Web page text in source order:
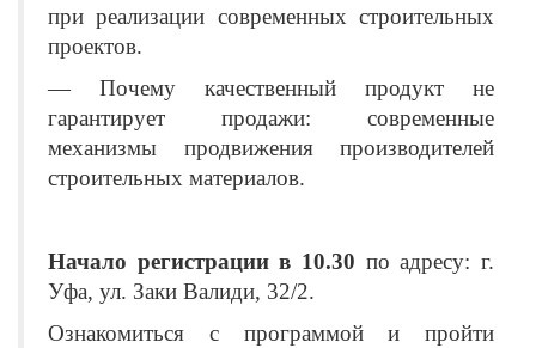
при реализации современных строительных
проектов.
— Почему качественный продукт не
гарантирует продажи: современные
механизмы продвижения производителей
строительных материалов.
Начало регистрациив 10.30 по адресу: г.
Уфа, ул. Заки Валиди, 32/2.
Ознакомиться с программой и пройти